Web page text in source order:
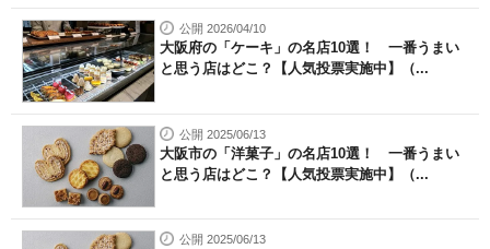
公開 2026/04/10
大阪府の「ケーキ」の名店10選！ 一番うまい
と思う店はどこ？【人気投票実施中】（...
公開 2025/06/13
大阪市の「洋菓子」の名店10選！ 一番うまい
と思う店はどこ？【人気投票実施中】（...
公開 2025/06/13